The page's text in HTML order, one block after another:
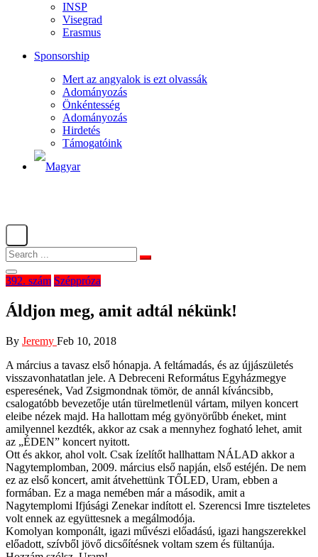
INSP
Visegrad
Erasmus
Sponsorship
Mert az angyalok is ezt olvassák
Adományozás
Önkéntesség
Adományozás
Hirdetés
Támogatóink
392. szám Széppróza
Áldjon meg, amit adtál nékünk!
By Jeremy Feb 10, 2018
A március a tavasz első hónapja. A feltámadás, és az újjászületés
visszavonhatatlan jele. A Debreceni Református Egyházmegye
esperesének, Vad Zsigmondnak tömör, de annál kíváncsibb,
csalogatóbb bevezetője után türelmetlenül vártam, milyen koncert
eleibe nézek majd. Ha hallottam még gyönyörűbb éneket, mint
amilyennel kezdték, akkor az csak a mennyhez fogható lehet, amit
az „ÉDEN” koncert nyitott.
Ott és akkor, ahol volt. Csak ízelítőt hallhattam NÁLAD akkor a
Nagytemplomban, 2009. március első napján, első estéjén. De nem
ez az első koncert, amit átvehettünk TŐLED, Uram, ebben a
formában. Ez a maga nemében már a második, amit a
Nagytemplomi Ifjúsági Zenekar indított el. Szerencsi Imre tiszteletes
volt ennek az együttesnek a megálmodója.
Komolyan komponált, igazi művészi előadású, igazi hangszerekkel
előadott, szívből jövő dicsőítésnek voltam szem és fültanúja.